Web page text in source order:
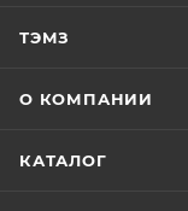
ТЭМЗ
О КОМПАНИИ
КАТАЛОГ